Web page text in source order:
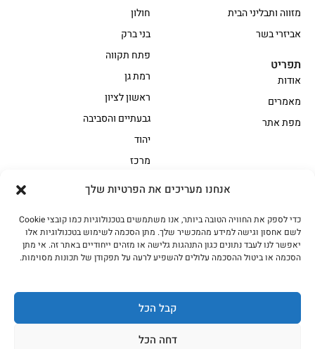
אנחנו מעריכים את הפרטיות שלך
כדי לספק את החוויה הטובה ביותר, אנו משתמשים בטכנולוגיות כמו קובצי Cookie
לשם אחסון וגישה למידע מהמכשיר שלך. מתן הסכמה לשימוש בטכנולוגיות אלו
יאפשר לנו לעבד נתונים כגון התנהגות גלישה או מזהים ייחודיים באתר זה. אי מתן
הסכמה או ביטול ההסכמה עלולים להשפיע לרעה על תפקודן של תכונות מסוימות.
קבל הכל
דחה הכל
אווז
בשר בקר משובח
בשר בקר עגלה משובח
בשר למעשנת
הודו
חלקים אחוריים
מיוחדי מסורת1
נתחי פנים
עוף
חולון
בני ברק
פתח תקווה
רמת גן
ראשון לציון
גבעתיים והסביבה
יהוד
מרכז
מזווה ותבליני הבית
אביזרי בשר
תפריט
אודות
מאמרים
מפת אתר